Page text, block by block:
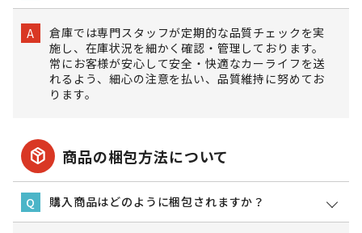
A
倉庫では専門スタッフが定期的な品質チェックを実
施し、在庫状況を細かく確認・管理しております。
常にお客様が安心して安全・快適なカーライフを送
れるよう、細心の注意を払い、品質維持に努めてお
ります。
package_2 商品の梱包方法について
Q 購入商品はどのように梱包されますか？